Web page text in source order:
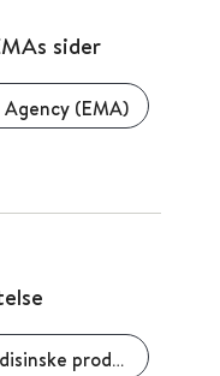
sider
(EMA)
Direktoratet for medisinske produkter (DMP)